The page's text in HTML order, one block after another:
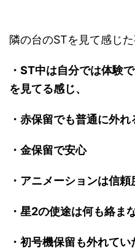
隣の台のSTを見て感じ
・ST中は自分では体験
を見てる感じ、
・赤保留でも普通に外れ
・金保留で安心
・アニメーションは信
・星2の使途は何も絡ま
・初号機保留も外れてい